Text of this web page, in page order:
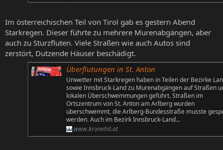
Im österreichischen Teil von Tirol gab es gestern Abend
Starkregen. Dieser führte zu mehrere Murenabgängen, aber
auch zu Sturzfluten. Viele Straßen wie auch Autos sind
zerstört, Dutzende Häuser beschädigt.
Überflutungen in St. Anton
Unwetter mit Starkregen haben in Teilen der Bezirke
sowie Innsbruck-Land zu Murenabgängen auf Straßen
lokalen Überschwemmungen geführt. Straßen im
Ortszentrum von St. Anton am Arlberg wurden
überschwemmt, die Arlberg-Bundesstraße musste
werden. Auch im Bezirk Innsbruck-Land...
www.kronehit.at